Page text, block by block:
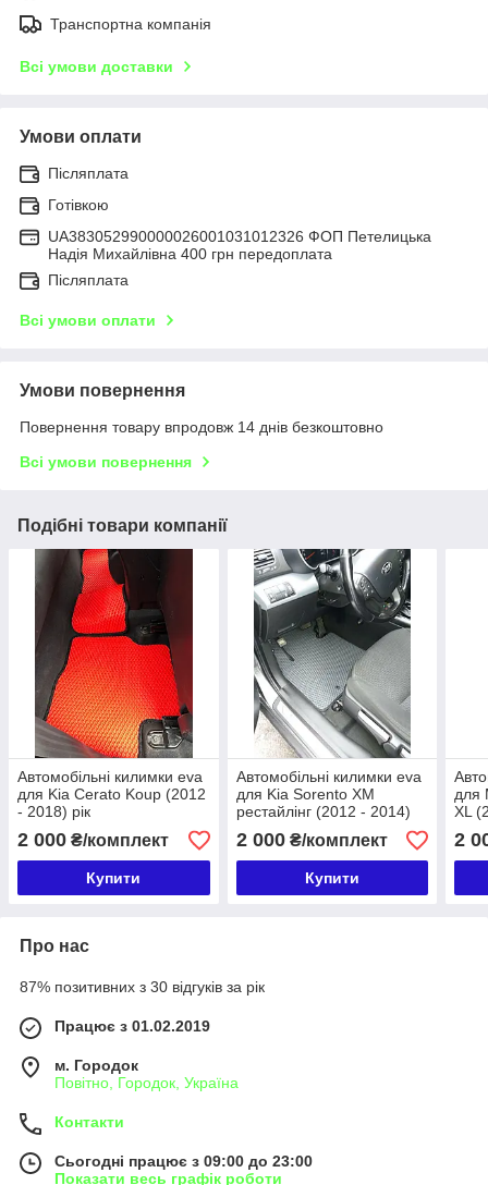
Транспортна компанія
Всі умови доставки
Умови оплати
Післяплата
Готівкою
UA383052990000026001031012326 ФОП Петелицька
Надія Михайлівна 400 грн передоплата
Післяплата
Всі умови оплати
Умови повернення
Повернення товару впродовж 14 днів безкоштовно
Всі умови повернення
Подібні товари компанії
Автомобільні килимки eva
для Kia Cerato Koup (2012
- 2018) рік
2 000 ₴/комплект
Купити
Автомобільні килимки eva
для Kia Sorento XM
рестайлінг (2012 - 2014)
рік
2 000₴/комплект
Купити
для
XL
2
Про нас
87% позитивних з 30 відгуків за рік
Працює з 01.02.2019
м. Городок
Повітно, Городок, Україна
Контакти
Сьогодні працює з 09:00 до 23:00
Показати весь графік роботи